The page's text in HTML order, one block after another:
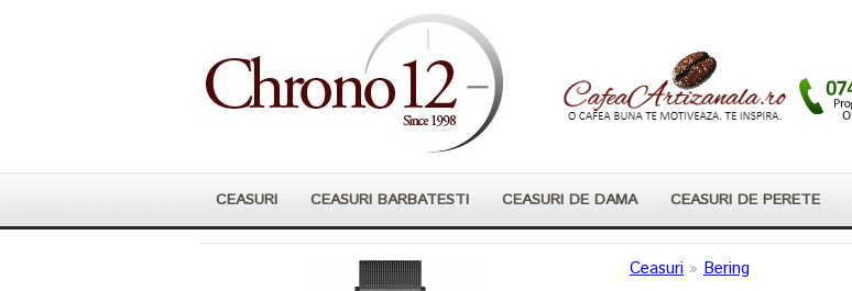
CEASURI CEASURI BARBATESTI CEASURI DE DAMA CEASURI DE PERETE
Ceasuri » Bering